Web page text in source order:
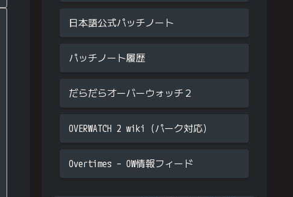
日本語公式パッチノート
パッチノート履歴
だらだらオーバーウォッチ２
OVERWATCH 2 wiki（パーク対応）
Overtimes – OW情報フィード